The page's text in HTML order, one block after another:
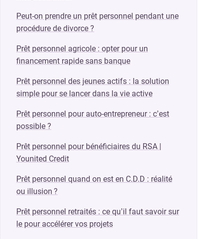
Peut-on prendre un prêt personnel pendant une
procédure de divorce ?
Prêt personnel agricole : opter pour un
financement rapide sans banque
Prêt personnel des jeunes actifs : la solution
simple pour se lancer dans la vie active
Prêt personnel pour auto-entrepreneur : c’est
possible ?
Prêt personnel pour bénéficiaires du RSA |
Younited Credit
Prêt personnel quand on est en C.D.D : réalité
ou illusion ?
Prêt personnel retraités : ce qu’il faut savoir sur
le pour accélérer vos projets